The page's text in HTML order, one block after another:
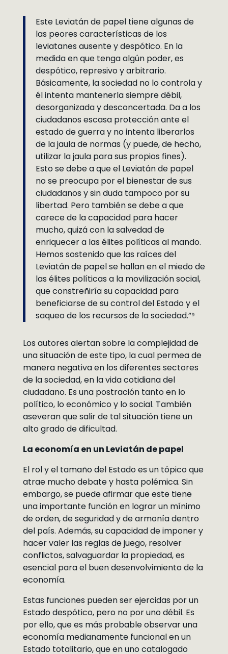
Este Leviatán de papel tiene algunas de
las peores características de los
leviatanes ausente y despótico. En la
medida en que tenga algún poder, es
despótico, represivo y arbitrario.
Básicamente, la sociedad no lo controla y
él intenta mantenerla siempre débil,
desorganizada y desconcertada. Da a los
ciudadanos escasa protección ante el
estado de guerra y no intenta liberarlos
de la jaula de normas (y puede, de hecho,
utilizar la jaula para sus propios fines).
Esto se debe a que el Leviatán de papel
no se preocupa por el bienestar de sus
ciudadanos y sin duda tampoco por su
libertad. Pero también se debe a que
carece de la capacidad para hacer
mucho, quizá con la salvedad de
enriquecer a las élites políticas al mando.
Hemos sostenido que las raíces del
Leviatán de papel se hallan en el miedo de
las élites políticas a la movilización social,
que constreñiría su capacidad para
beneficiarse de su control del Estado y el
saqueo de los recursos de la sociedad.”⁹
Los autores alertan sobre la complejidad de
una situación de este tipo, la cual permea de
manera negativa en los diferentes sectores
de la sociedad, en la vida cotidiana del
ciudadano. Es una postración tanto en lo
político, lo económico y lo social. También
aseveran que salir de tal situación tiene un
alto grado de dificultad.
La economía en un Leviatán de papel
El rol y el tamaño del Estado es un tópico que
atrae mucho debate y hasta polémica. Sin
embargo, se puede afirmar que este tiene
una importante función en lograr un mínimo
de orden, de seguridad y de armonía dentro
del país. Además, su capacidad de imponer y
hacer valer las reglas de juego, resolver
conflictos, salvaguardar la propiedad, es
esencial para el buen desenvolvimiento de la
economía.
Estas funciones pueden ser ejercidas por un
Estado despótico, pero no por uno débil. Es
por ello, que es más probable observar una
economía medianamente funcional en un
Estado totalitario, que en uno catalogado